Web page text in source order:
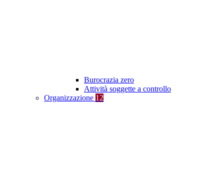
Burocrazia zero
Attività soggette a controllo
Organizzazione 12